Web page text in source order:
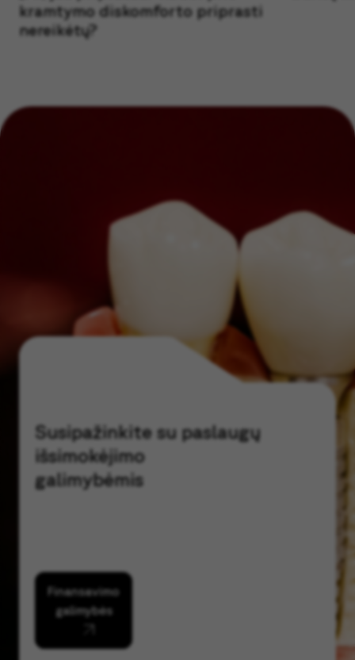
kramtymo diskomforto priprasti
nereikėtų?
Susipažinkite su paslaugų
išsimokėjimo
galimybėmis
Finansavimo
galimybės